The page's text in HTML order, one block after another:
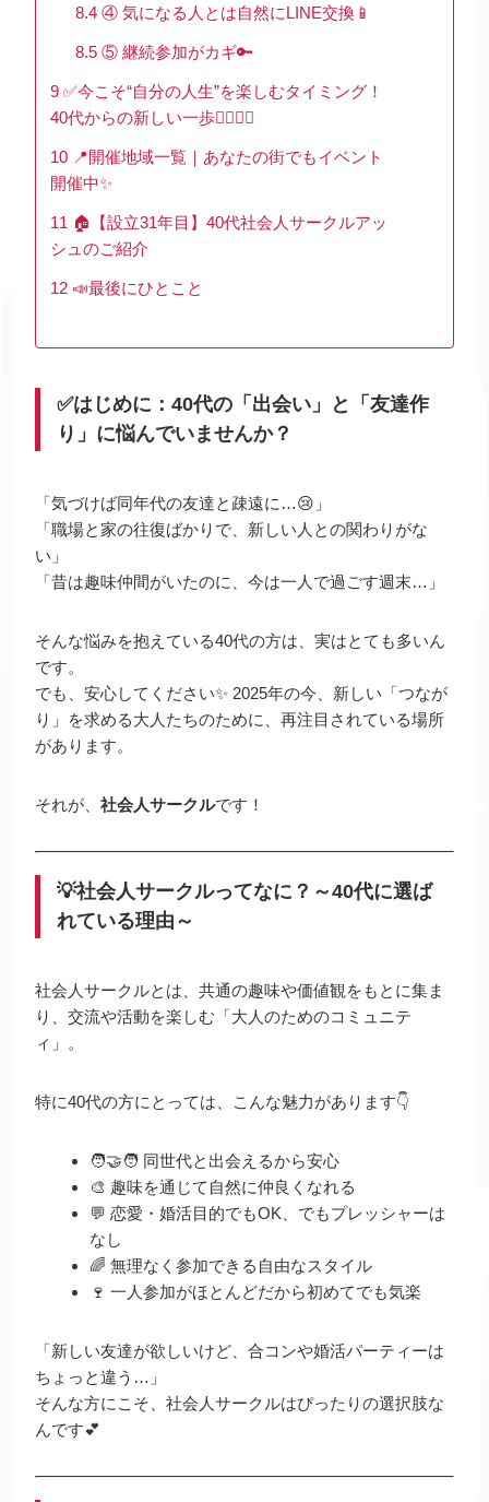
8.4④ 気になる人とは自然にLINE交換📱
8.5⑤ 継続参加がカギ🔑
9 ✅今こそ“自分の人生”を楽しむタイミング！
40代からの新しい一歩🏃‍♀️🏃‍♂️
10 📍開催地域一覧｜あなたの街でもイベント
開催中✨
11 🏠【設立31年目】40代社会人サークルアッ
シュのご紹介
12 📣最後にひとこと
✅はじめに：40代の「出会い」と「友達作
り」に悩んでいませんか？
「気づけば同年代の友達と疎遠に…😢」
「職場と家の往復ばかりで、新しい人との関わりがな
い」
「昔は趣味仲間がいたのに、今は一人で過ごす週末…」
そんな悩みを抱えている40代の方は、実はとても多いん
です。
でも、安心してください✨ 2025年の今、新しい「つなが
り」を求める大人たちのために、再注目されている場所
があります。
それが、 社会人サークルです！
💡社会人サークルってなに？～40代に選ば
れている理由～
社会人サークルとは、共通の趣味や価値観をもとに集ま
り、交流や活動を楽しむ「大人のためのコミュニテ
ィ」。
特に40代の方にとっては、こんな魅力があります👇
🧑‍🤝‍🧑 同世代と出会えるから安心
🎨 趣味を通じて自然に仲良くなれる
💬 恋愛・婚活目的でもOK、でもプレッシャーは
なし
🌈 無理なく参加できる自由なスタイル
🍷 一人参加がほとんどだから初めてでも気楽
「新しい友達が欲しいけど、合コンや婚活パーティーは
ちょっと違う…」
そんな方にこそ、社会人サークルはぴったりの選択肢な
んです💕